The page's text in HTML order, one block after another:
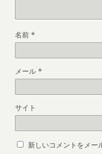
名前 *
メール *
サイト
新しいコメントをメー